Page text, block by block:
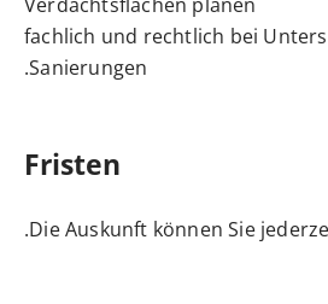
Verdachtsflächen planen
fachlich und rechtlich bei
Sanierungen.
Fristen
Die Auskunft können Sie